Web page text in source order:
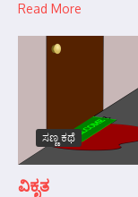
Read More
ಸಣ್ಣ ಕಥೆ
ವಿಕೃತ